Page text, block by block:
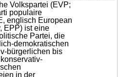
Volkspartei (EVP;
populaire
englisch European
EPP) ist eine
Partei, die
demokratischen
bürgerlichen bis
in der